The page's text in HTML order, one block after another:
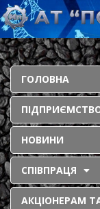
ГОЛОВНА
НОВИНИ
СПІВПРАЦЯ
АКЦІОНЕРАМ